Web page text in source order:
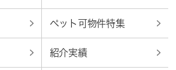
ペット可物件特集
紹介実績